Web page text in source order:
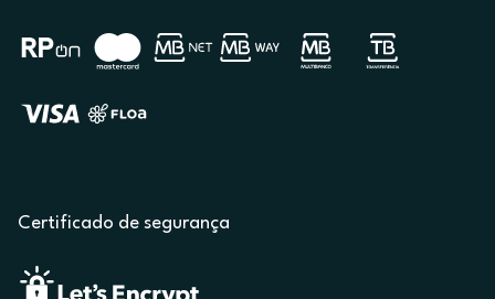
Certificado de segurança